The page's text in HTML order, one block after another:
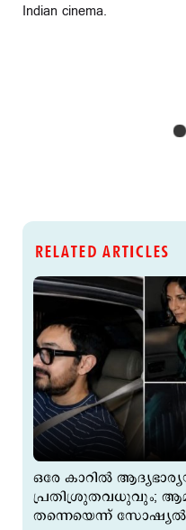
Indian cinema.
RELATED ARTICLES
ഒരേ കാറില്‍
പ്രതിശ്രുതവധുവും;
തന്നെയെന്ന്